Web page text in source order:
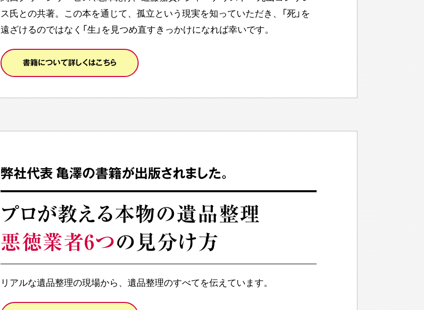
ス氏との共著。この本を通じて、孤立という現実を知っていただき、「死」を
遠ざけるのではなく「生」を見つめ直すきっかけになれば幸いです。
書籍について詳しくはこちら
弊社代表 亀澤の書籍が出版されました。
プロが教える本物の遺品整理
悪徳業者6つの見分け方
リアルな遺品整理の現場から、遺品整理のすべてを伝えています。